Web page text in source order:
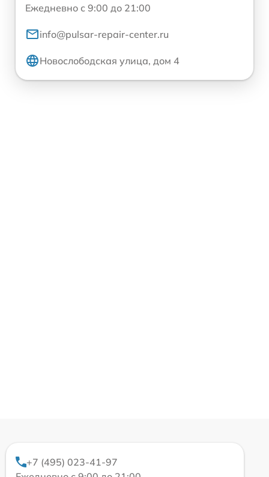
Ежедневно с 9:00 до 21:00
info@pulsar-repair-center.ru
Новослободская улица, дом 4
+7 (495) 023-41-97